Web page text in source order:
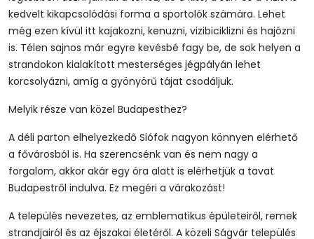
kedvelt kikapcsolódási forma a sportolók számára. Lehet
még ezen kívül itt kajakozni, kenuzni, vizibiciklizni és hajózni
is. Télen sajnos már egyre kevésbé fagy be, de sok helyen a
strandokon kialakított mesterséges jégpályán lehet
korcsolyázni, amíg a gyönyörű tájat csodáljuk.
Melyik része van közel Budapesthez?
A déli parton elhelyezkedő Siófok nagyon könnyen elérhető
a fővárosból is. Ha szerencsénk van és nem nagy a
forgalom, akkor akár egy óra alatt is elérhetjük a tavat
Budapestről indulva. Ez megéri a várakozást!
A település nevezetes, az emblematikus épületeiről, remek
strandjairól és az éjszakai életéről. A közeli Ságvár település